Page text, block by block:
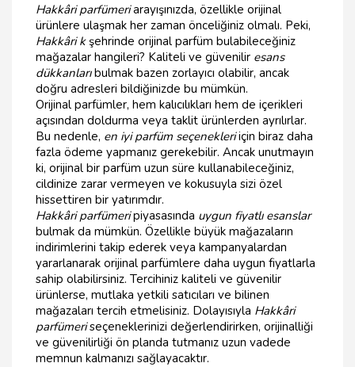
Hakkâri parfümeriarayışınızda, özellikle orijinal
ürünlere ulaşmak her zaman önceliğiniz olmalı. Peki,
Hakkâri kşehrinde orijinal parfüm bulabileceğiniz
mağazalar hangileri? Kaliteli ve güvenilir esans
dükkanlarıbulmak bazen zorlayıcı olabilir, ancak
doğru adresleri bildiğinizde bu mümkün.
Orijinal parfümler, hem kalıcılıkları hem de içerikleri
açısından doldurma veya taklit ürünlerden ayrılırlar.
Bu nedenle, en iyi parfüm seçenekleriiçin biraz daha
fazla ödeme yapmanız gerekebilir. Ancak unutmayın
ki, orijinal bir parfüm uzun süre kullanabileceğiniz,
cildinize zarar vermeyen ve kokusuyla sizi özel
hissettiren bir yatırımdır.
Hakkâri parfümeripiyasasında uygun fiyatlı esanslar
bulmak da mümkün. Özellikle büyük mağazaların
indirimlerini takip ederek veya kampanyalardan
yararlanarak orijinal parfümlere daha uygun fiyatlarla
sahip olabilirsiniz. Tercihiniz kaliteli ve güvenilir
ürünlerse, mutlaka yetkili satıcıları ve bilinen
mağazaları tercih etmelisiniz. Dolayısıyla Hakkâri
parfümeriseçeneklerinizi değerlendirirken, orijinalliği
ve güvenilirliği ön planda tutmanız uzun vadede
memnun kalmanızı sağlayacaktır.